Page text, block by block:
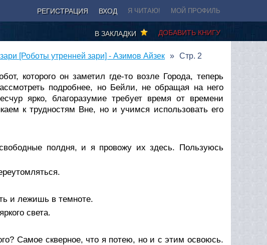
РЕГИСТРАЦИЯ ВХОД Я ЧИТАЮ! МОЙ ПРОФИЛЬ
ДОБАВИТЬ КНИГУ
В ЗАКЛАДКИ
[Роботы утренней зари] - Азимов Айзек Стр. 2
которого он заметил где-то возле Города, теперь
подробнее, но Бейли, не обращая на него
ярко, благоразумие требует время от времени
к трудностям Вне, но и учимся использовать его
полдня, и я провожу их здесь. Пользуюсь
и лежишь в темноте.
света.
Самое скверное, что я потею, но и с этим освоюсь.